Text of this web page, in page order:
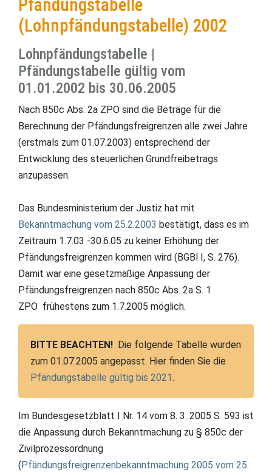
Pfändungstabelle
(Lohnpfändungstabelle) 2002
Lohnpfändungstabelle |
Pfändungstabelle gültig vom
01.01.2002 bis 30.06.2005
Nach 850c Abs. 2a ZPO sind die Beträge für die
Berechnung der Pfändungsfreigrenzen alle zwei Jahre
(erstmals zum 01.07.2003) entsprechend der
Entwicklung des steuerlichen Grundfreibetrags
anzupassen.
Das Bundesministerium der Justiz hat mit
Bekanntmachung vom 25.2.2003 bestätigt, dass es im
Zeitraum 1.7.03 -30.6.05 zu keiner Erhöhung der
Pfändungsfreigrenzen kommen wird (BGBl I, S. 276).
Damit war eine gesetzmäßige Anpassung der
Pfändungsfreigrenzen nach 850c Abs. 2a S. 1
ZPO frühestens zum 1.7.2005 möglich.
BITTE BEACHTEN! Die folgende Tabelle wurden
zum 01.07.2005 angepasst. Hier finden Sie die
Pfändungstabelle gültig bis 2021.
Im Bundesgesetzblatt I Nr. 14 vom 8. 3. 2005 S. 593 ist
die Anpassung durch Bekanntmachung zu § 850c der
Zivilprozessordnung
( Pfändungsfreigrenzenbekanntmachung 2005 vom 25.